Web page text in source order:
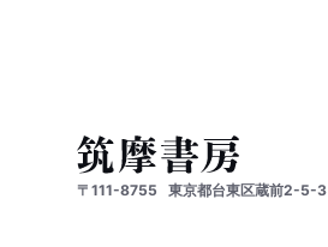
〒111-8755 東京都台東区蔵前2-5-3